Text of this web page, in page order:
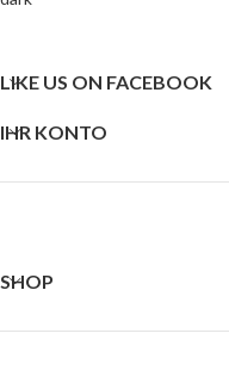
LIKE US ON FACEBOOK
IHR KONTO
SHOP